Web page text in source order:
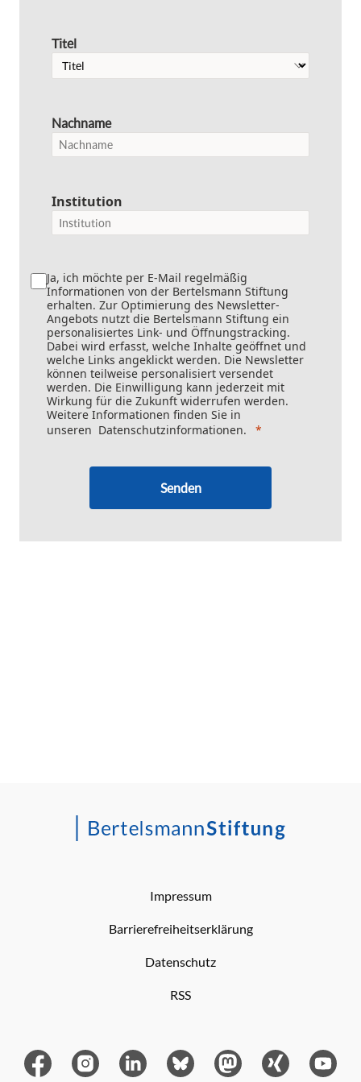
Titel
Nachname
Institution
Ja, ich möchte per E-Mail regelmäßig
Informationen von der Bertelsmann Stiftung
erhalten. Zur Optimierung des Newsletter-
Angebots nutzt die Bertelsmann Stiftung ein
personalisiertes Link- und Öffnungstracking.
Dabei wird erfasst, welche Inhalte geöffnet und
welche Links angeklickt werden. Die Newsletter
können teilweise personalisiert versendet
werden. Die Einwilligung kann jederzeit mit
Wirkung für die Zukunft widerrufen werden.
Weitere Informationen finden Sie in
unseren Datenschutzinformationen.
Senden
Impressum
Barrierefreiheitserklärung
Datenschutz
RSS